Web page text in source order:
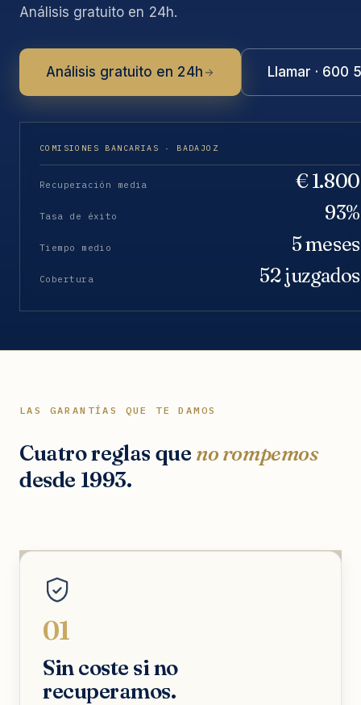
Análisis gratuito en 24h.
Análisis gratuito en 24h Llamar · 600
COMISIONES BANCARIAS · BADAJOZ
Recuperación media € 1.800
Tasa de éxito 93%
Tiempo medio 5 meses
Cobertura 52 juzgados
LAS GARANTÍAS QUE TE DAMOS
Cuatro reglas que no rompemos
desde 1993.
01
Sin coste si no
recuperamos.